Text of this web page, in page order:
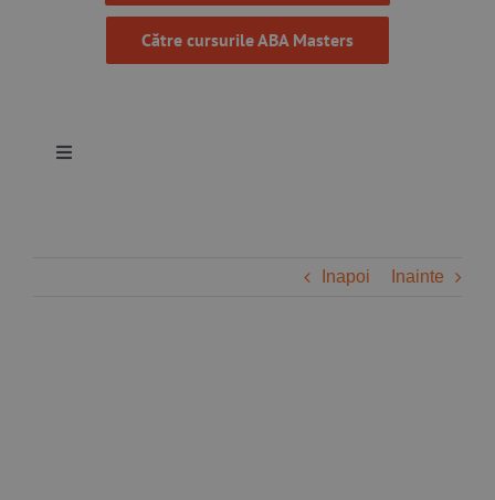
Către cursurile ABA Masters
Toggle
Inapoi Inainte